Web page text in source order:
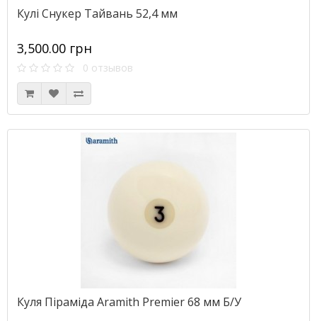
Кулі Снукер Тайвань 52,4 мм
3,500.00 грн
0 отзывов
Куля Піраміда Aramith Premier 68 мм Б/У